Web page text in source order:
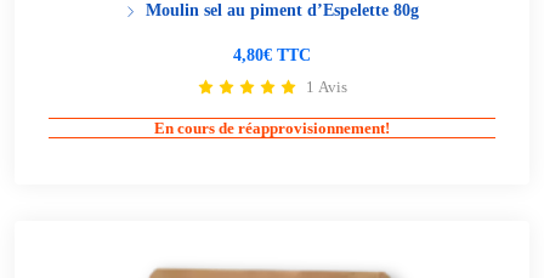
Moulin sel au piment d’Espelette 80g
4,80€ TTC
1 Avis
En cours de réapprovisionnement!